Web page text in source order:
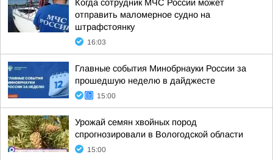
Когда сотрудник МЧС России может
отправить маломерное судно на
штрафстоянку
16:03
Главные события Минобрнауки России за
прошедшую неделю в дайджесте
15:00
Урожай семян хвойных пород
спрогнозировали в Вологодской области
15:00